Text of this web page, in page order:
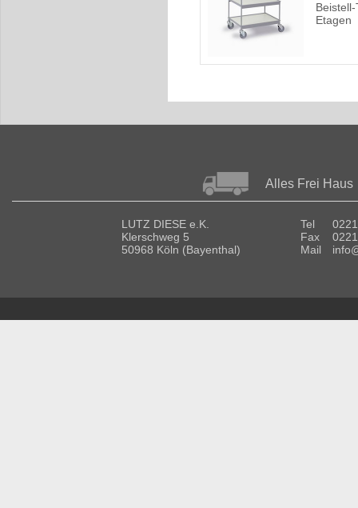
Etagen
Alles Frei Haus
LUTZ DIESE e.K.
Klerschweg 5
50968 Köln (Bayenthal)
Tel
Fax
Mail